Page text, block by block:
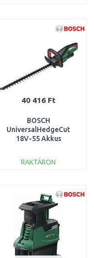
Összehasonlítás
40 416 Ft
BOSCH
UniversalHedgeCut
18V-55 Akkus
0600849J00 SÉRÜLT
CSOMAGOLÁS
RAKTÁRON
Összehasonlítás